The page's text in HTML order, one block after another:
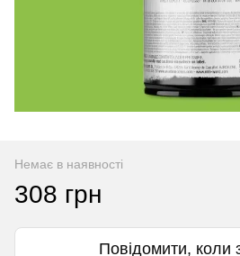
Немає в наявності
308 грн
Повідомити, коли